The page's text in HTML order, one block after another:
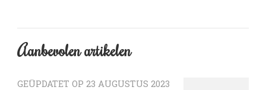
Aanbevolen artikelen
GEÜPDATET OP 23 AUGUSTUS 2023